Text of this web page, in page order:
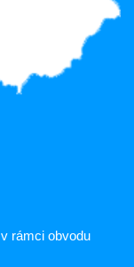
rámci obvodu